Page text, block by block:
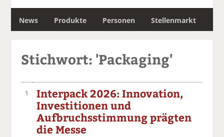
News Produkte Personen Stellenmarkt
u
c
Stichwort: 'Packaging'
1
Interpack 2026: Innovation,
Investitionen und
Aufbruchsstimmung prägten
die Messe